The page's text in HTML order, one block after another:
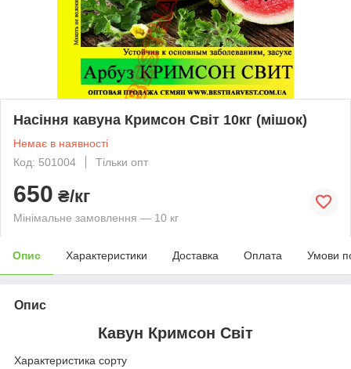
Насіння кавуна Кримсон Світ 10кг (мішок)
Немає в наявності
Код: 501004
Тільки опт
650 ₴/кг
Мінімальне замовлення — 10 кг
Опис Характеристики Доставка Оплата Умови
Опис
Кавун Кримсон Світ
Характеристика сорту